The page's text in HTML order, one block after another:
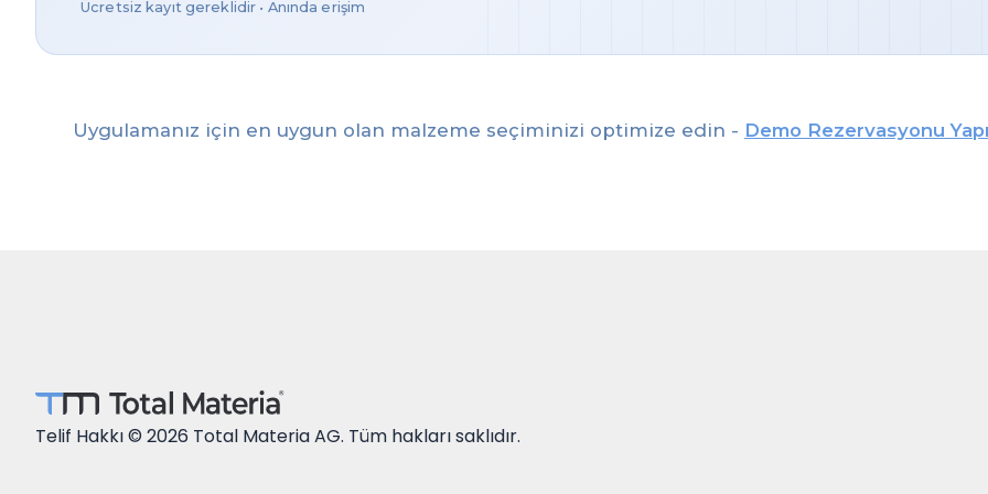
Ücretsiz kayıt gereklidir • Anında erişim
Uygulamanız için en uygun olan malzeme seçiminizi optimize edin - Demo Rezervasyonu
Telif Hakkı © 2026 Total Materia AG. Tüm hakları saklıdır.